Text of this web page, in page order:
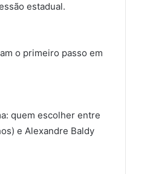
estadual.
o primeiro passo em
quem escolher entre
e Alexandre Baldy